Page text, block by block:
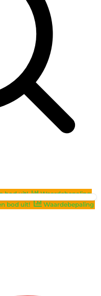
bod uit!
Waardebepaling
bod uit! Waardebepaling